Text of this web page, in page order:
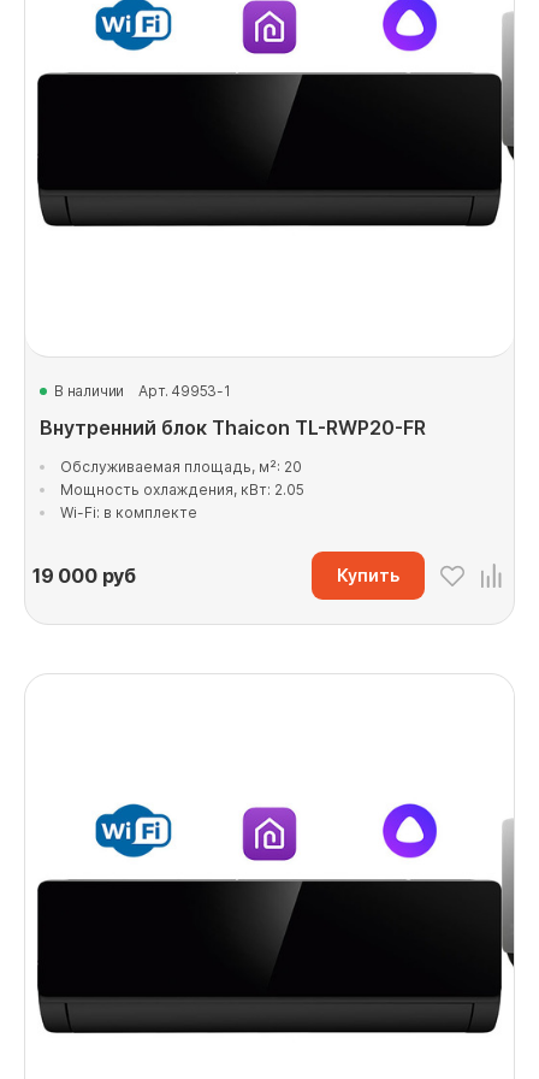
В наличии Арт. 49953-1
Внутренний блок Thaicon TL-RWP20-FR
Обслуживаемая площадь, м²: 20
Мощность охлаждения, кВт: 2.05
Wi-Fi: в комплекте
19 000руб Купить